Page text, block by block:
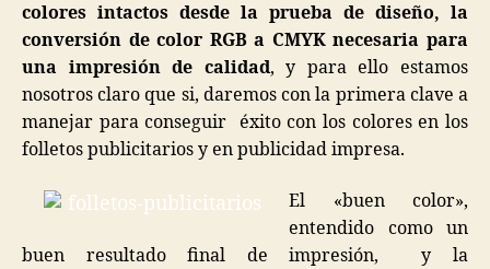
colores intactos desde la prueba de diseño, la
conversión de color RGB a CMYK necesaria para
una impresión de calidad, y para ello estamos
nosotros claro que si, daremos con la primera clave a
manejar para conseguir éxito con los colores en los
folletos publicitarios y en publicidad impresa.
El «buen color»,
entendido como un
buen resultado final de impresión, y la